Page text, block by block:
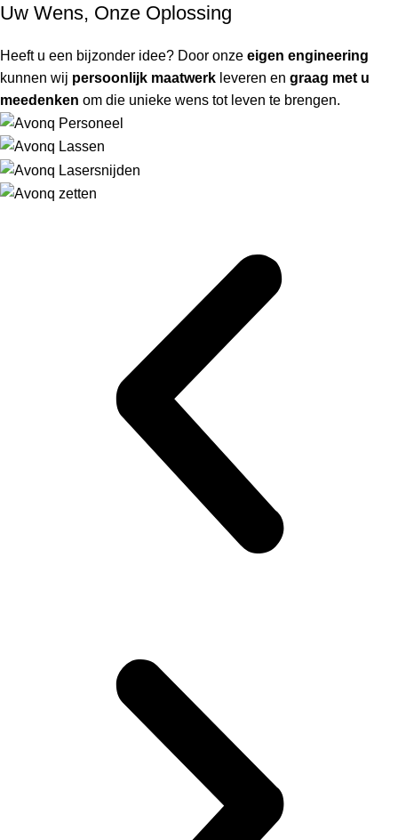
Uw Wens, Onze Oplossing
Heeft u een bijzonder idee? Door onze eigen engineering
kunnen wij persoonlijk maatwerk leveren en graag met u
meedenken om die unieke wens tot leven te brengen.